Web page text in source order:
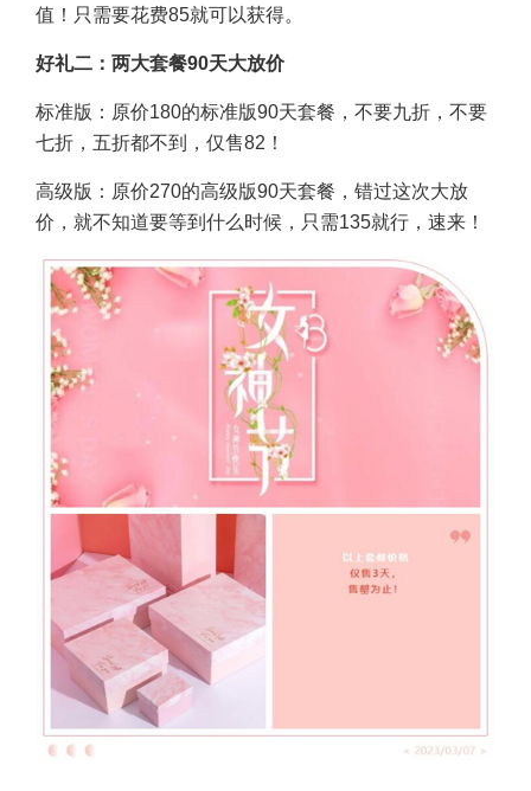
值！只需要花费85就可以获得。
好礼二：两大套餐90天大放价
标准版：原价180的标准版90天套餐，不要九折，不要
七折，五折都不到，仅售82！
高级版：原价270的高级版90天套餐，错过这次大放
价，就不知道要等到什么时候，只需135就行，速来！